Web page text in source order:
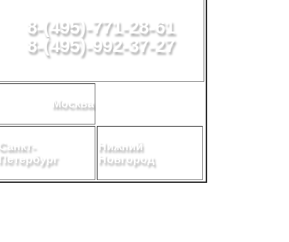
8-(495)-771-28-61
8-(495)-992-37-27
Москва
Санкт-
Петербург
Нижний
Новгород